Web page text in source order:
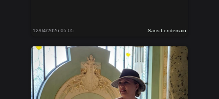
12/04/2026 05:05 Sans Lendemain